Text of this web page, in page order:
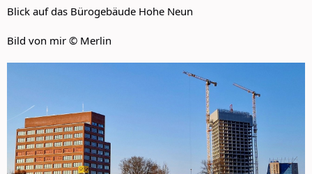
Blick auf das Bürogebäude Hohe Neun
Bild von mir © Merlin